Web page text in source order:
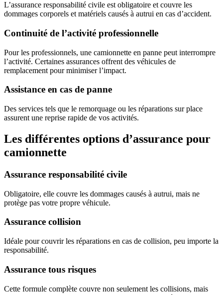
L’assurance responsabilité civile est obligatoire et couvre les
dommages corporels et matériels causés à autrui en cas d’accident.
Continuité de l’activité professionnelle
Pour les professionnels, une camionnette en panne peut interrompre
l’activité. Certaines assurances offrent des véhicules de
remplacement pour minimiser l’impact.
Assistance en cas de panne
Des services tels que le remorquage ou les réparations sur place
assurent une reprise rapide de vos activités.
Les différentes options d’assurance pour
camionnette
Assurance responsabilité civile
Obligatoire, elle couvre les dommages causés à autrui, mais ne
protège pas votre propre véhicule.
Assurance collision
Idéale pour couvrir les réparations en cas de collision, peu importe la
responsabilité.
Assurance tous risques
Cette formule complète couvre non seulement les collisions, mais